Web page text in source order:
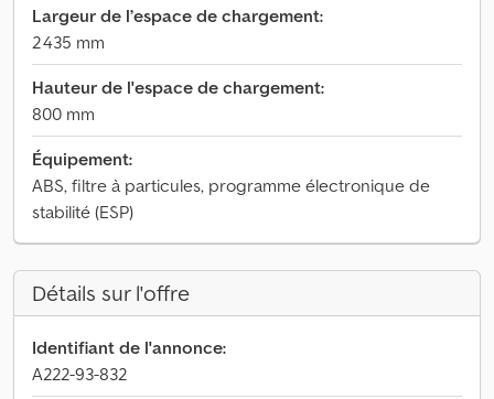
Largeur de l’espace de chargement:
2 435 mm
Hauteur de l'espace de chargement:
800 mm
Équipement:
ABS, filtre à particules, programme électronique de
stabilité (ESP)
Détails sur l'offre
Identifiant de l'annonce:
A222-93-832